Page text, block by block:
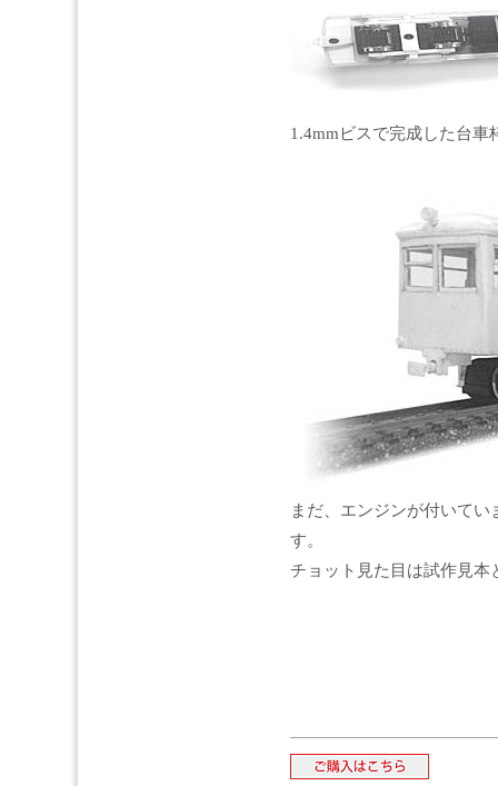
1.4mmビスで完成した台車
まだ、エンジンが付いてい
す。
チョット見た目は試作見本